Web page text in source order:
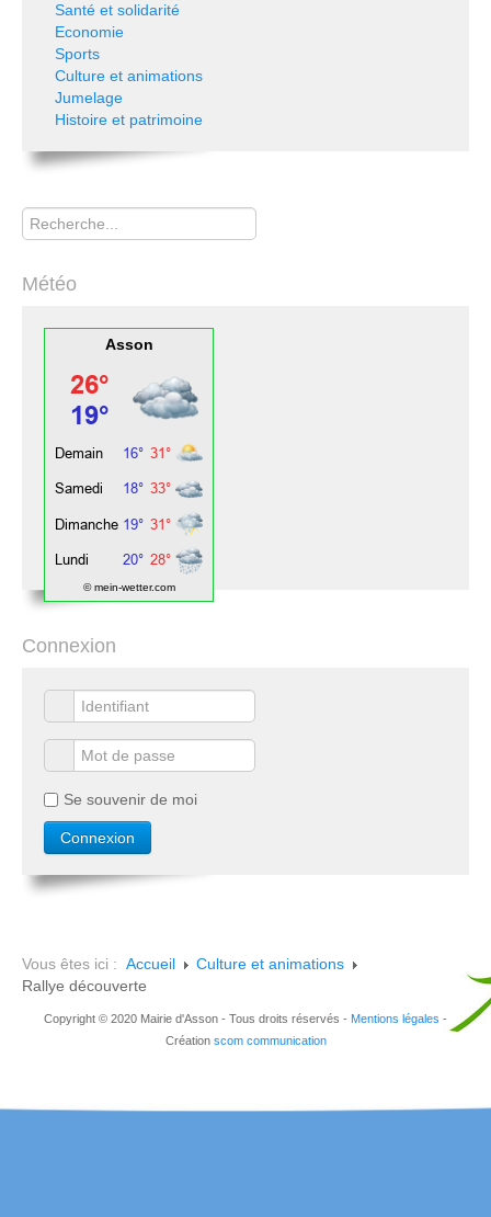
Santé et solidarité
Economie
Sports
Culture et animations
Jumelage
Histoire et patrimoine
Rechercher
Météo
Asson
© mein-wetter.com
Connexion
Se souvenir de moi
Vous êtes ici : Accueil
Culture et animations
Rallye découverte
Copyright © 2020 Mairie d'Asson - Tous droits réservés - Mentions légales -
Création scom communication